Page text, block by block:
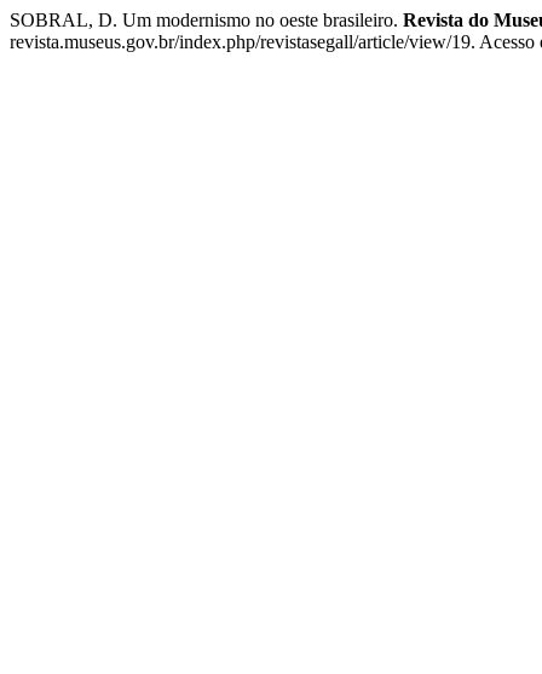
SOBRAL, D. Um modernismo no oeste brasileiro. Revista do
revista.museus.gov.br/index.php/revistasegall/article/view/19. Acesso